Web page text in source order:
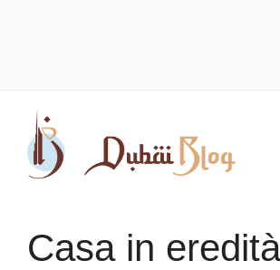
contenuto
Casa in